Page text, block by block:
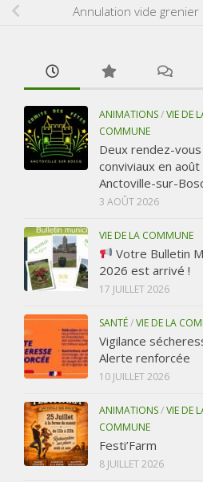
Annulation vide grenier
ANIMATIONS/VIE DE
COMMUNE
Deux rendez-vous
conviviaux en août
Anctoville-sur-
3 AOÛT 2026
VIE DE LA COMMUNE
Votre Bulletin
2026 est arrivé !
17 JUILLET 2026
SANTÉ/VIE DE LA
Vigilance
Alerte renforcée
10 JUILLET 2026
ANIMATIONS/VIE DE
COMMUNE
Festi’Farm
8 JUILLET 2026